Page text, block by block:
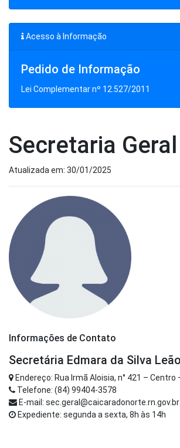
Acesso à Informação
Pedido de Informação
Lei Complementar nº 12.527/2011
Secretaria Geral
Atualizada em: 30/01/2025
Informações de Contato
Secretária Edmara da Silva Leão
Endereço: Rua Irmã Aloisia, n° 421 – Centro
Telefone: (84) 99404-3578
E-mail: sec.geral@caicaradonorte.rn.gov.br
Expediente: segunda a sexta, 8h às 14h